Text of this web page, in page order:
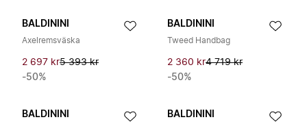
BALDININI
Axelremsväska
2 697 kr5 393 kr
-50%
BALDININI
Tweed Handbag
2 360 kr4 719 kr
-50%
BALDININI BALDININI